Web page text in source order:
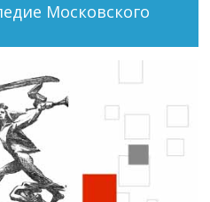
Московского